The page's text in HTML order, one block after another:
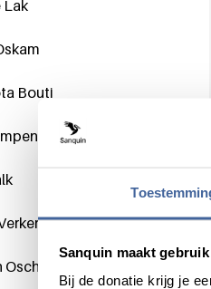
Sanquin maakt
Bij de donatie krijg je
Lak
Bouti
Osch